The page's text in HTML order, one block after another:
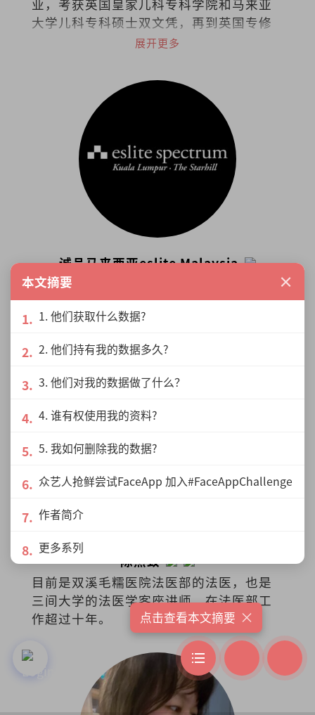
业，考获英国皇家儿科专科学院和马来亚
大学儿科专科硕士双文凭，再到英国专修
儿童安宁医护疗法，如今担任马来西亚吉
和马来西亚儿童安宁疗护协会创办人兼主
展开更多
诚品马来西亚eslite Malaysia
作为马来西亚首家据点的诚品生活，融入
东南亚多族群、跨文化的特色， 与大马市
场激荡出更多元的精彩，希望带给来客从
湾、香港、苏州、东京、吉隆坡共有48家
据点的诚品，秉持着“不只是一家书
店”的概念，囊括了来自世界各地的书
籍、文具、文创设计、时尚潮流，还可沉
了一个复合式经营的文化场所。
展开更多
陈然致
目前是双溪毛糯医院法医部的法医，也是
三间大学的法医学客座讲师。在法医部工
作超过十年。
本文摘要 ×
1. 他们获取什么数据?
2. 他们持有我的数据多久?
3. 他们对我的数据做了什么？
4. 谁有权使用我的资料?
5. 我如何删除我的数据?
众艺人抢鲜尝试FaceApp 加入#FaceAppChallenge
作者简介
更多系列
点击查看本文摘要 ×